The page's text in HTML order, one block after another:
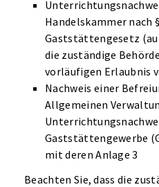
Handelskammer nach
Gaststättengesetz
die zuständige
vorläufigen Erlaubnis
Nachweis einer
Allgemeinen
Gaststättengewerbe
mit deren Anlage 3
Beachten Sie, dass die